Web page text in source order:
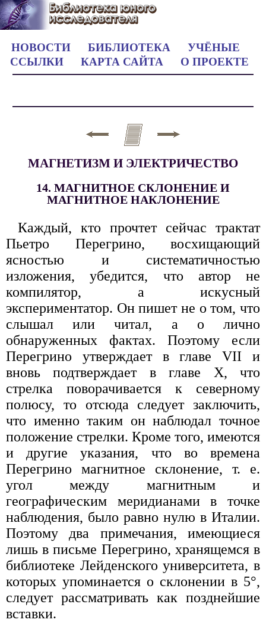
НОВОСТИ БИБЛИОТЕКА
УЧЁНЫЕ
ССЫЛКИ
КАРТА САЙТА О ПРОЕКТЕ
МАГНЕТИЗМ И ЭЛЕКТРИЧЕСТВО
14. МАГНИТНОЕ СКЛОНЕНИЕ И
МАГНИТНОЕ НАКЛОНЕНИЕ
Каждый, кто прочтет сейчас трактат
Пьетро Перегрино, восхищающий
ясностью и систематичностью
изложения, убедится, что автор не
компилятор, а искусный
экспериментатор. Он пишет не о том, что
слышал или читал, а о лично
обнаруженных фактах. Поэтому если
Перегрино утверждает в главе VII и
вновь подтверждает в главе X, что
стрелка поворачивается к северному
полюсу, то отсюда следует заключить,
что именно таким он наблюдал точное
положение стрелки. Кроме того, имеются
и другие указания, что во времена
Перегрино магнитное склонение, т. е.
угол между магнитным и
географическим меридианами в точке
наблюдения, было равно нулю в Италии.
Поэтому два примечания, имеющиеся
лишь в письме Перегрино, хранящемся в
библиотеке Лейденского университета, в
которых упоминается о склонении в 5°,
следует рассматривать как позднейшие
вставки.